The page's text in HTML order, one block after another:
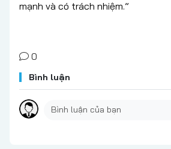
mạnh và có trách nhiệm.”
0
Bình luận